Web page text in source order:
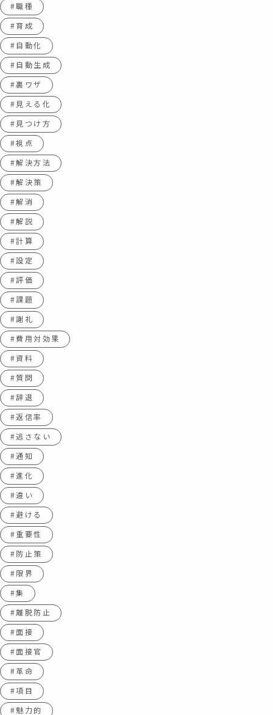
#職種
#育成
#自動化
#自動生成
#裏ワザ
#見える化
#見つけ方
#視点
#解決方法
#解決策
#解消
#解説
#計算
#設定
#評価
#課題
#謝礼
#費用対効果
#資料
#質問
#辞退
#返信率
#逃さない
#通知
#進化
#違い
#避ける
#重要性
#防止策
#限界
#集
#離脱防止
#面接
#面接官
#革命
#項目
#魅力的